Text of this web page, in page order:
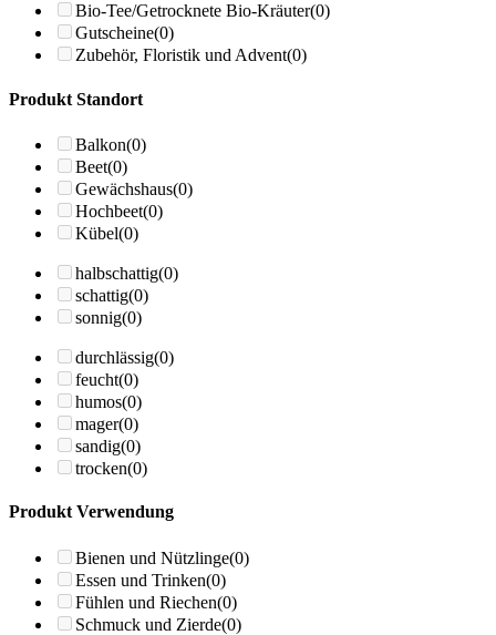
Bio-Tee/Getrocknete Bio-Kräuter(0)
Gutscheine(0)
Zubehör, Floristik und Advent(0)
Produkt Standort
Balkon(0)
Beet(0)
Gewächshaus(0)
Hochbeet(0)
Kübel(0)
halbschattig(0)
schattig(0)
sonnig(0)
durchlässig(0)
feucht(0)
humos(0)
mager(0)
sandig(0)
trocken(0)
Produkt Verwendung
Bienen und Nützlinge(0)
Essen und Trinken(0)
Fühlen und Riechen(0)
Schmuck und Zierde(0)